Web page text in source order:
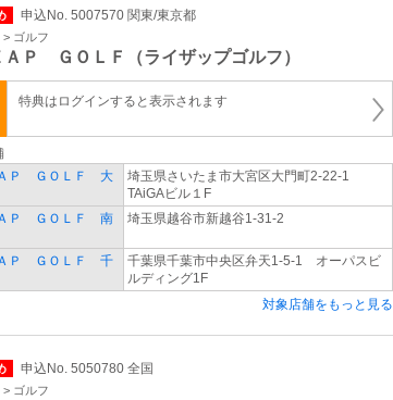
申込No. 5007570 関東/東京都
> ゴルフ
ＡＰ ＧＯＬＦ（ライザップゴルフ）
特典はログインすると表示されます
ＡＰ ＧＯＬＦ 大
埼玉県さいたま市大宮区大門町2-22-1
TAiGAビル１F
ＡＰ ＧＯＬＦ 南
埼玉県越谷市新越谷1-31-2
ＡＰ ＧＯＬＦ 千
千葉県千葉市中央区弁天1-5-1 オーパスビ
ルディング1F
対象店舗をもっと見る
申込No. 5050780 全国
> ゴルフ